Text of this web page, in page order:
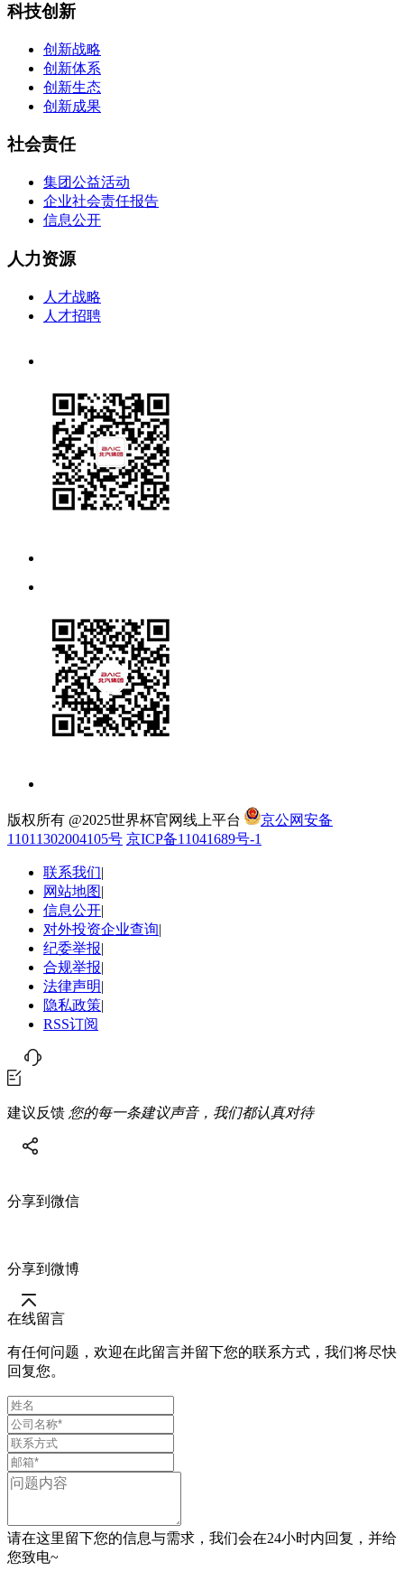
科技创新
创新战略
创新体系
创新生态
创新成果
社会责任
集团公益活动
企业社会责任报告
信息公开
人力资源
人才战略
人才招聘
版权所有 @2025世界杯官网线上平台
京公网安备
11011302004105号 京ICP备11041689号-1
联系我们|
网站地图|
信息公开|
对外投资企业查询|
纪委举报|
合规举报|
法律声明|
隐私政策|
RSS订阅
建议反馈 您的每一条建议声音，我们都认真对待
分享到微信
分享到微博
在线留言
有任何问题，欢迎在此留言并留下您的联系方式，我们将尽快
回复您。
请在这里留下您的信息与需求，我们会在24小时内回复，并给
您致电~